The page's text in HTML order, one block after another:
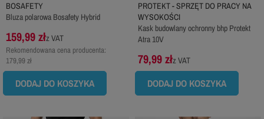
BOSAFETY
Bluza polarowa Bosafety Hybrid
159,99 złz VAT
Rekomendowana cena producenta:
179,99 zł
DODAJ DO KOSZYKA
PROTEKT - SPRZĘT DO PRACY NA
WYSOKOŚCI
Kask budowlany ochronny bhp Protekt
Atra 10V
79,99 złz VAT
DODAJ DO KOSZYKA